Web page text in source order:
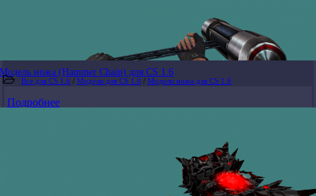
Модель ножа (Hammer Chain) для CS 1.6
Все для CS 1.6 / Модели для CS 1.6 / Модели ножа для CS 1.6
Подробнее